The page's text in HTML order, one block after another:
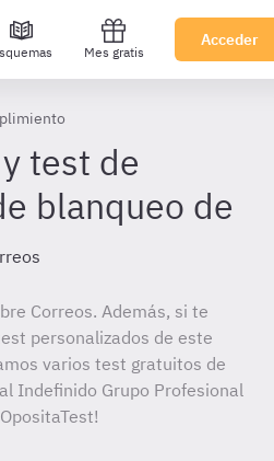
Mes gratis
Acceder
test de
blanqueo de
Correos. Además, si te
personalizados de este
varios test gratuitos de
Indefinido Grupo Profesional